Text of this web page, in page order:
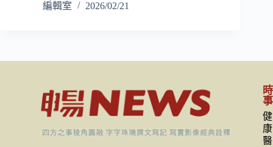
編輯室
2026/02/21
時
事
健
康
醫